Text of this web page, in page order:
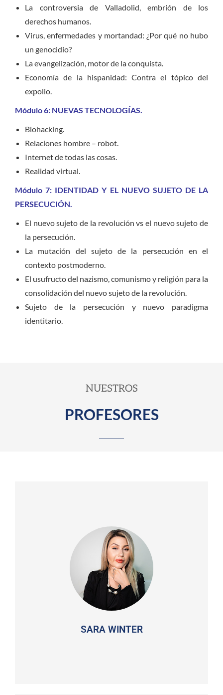
La controversia de Valladolid, embrión de los
derechos humanos.
Virus, enfermedades y mortandad: ¿Por qué no hubo
un genocidio?
La evangelización, motor de la conquista.
Economía de la hispanidad: Contra el tópico del
expolio.
Módulo 6: NUEVAS TECNOLOGÍAS.
Biohacking.
Relaciones hombre – robot.
Internet de todas las cosas.
Realidad virtual.
Módulo 7: IDENTIDAD Y EL NUEVO SUJETO DE LA
PERSECUCIÓN.
El nuevo sujeto de la revolución vs el nuevo sujeto de
la persecución.
La mutación del sujeto de la persecución en el
contexto postmoderno.
El usufructo del nazismo, comunismo y religión para la
consolidación del nuevo sujeto de la revolución.
Sujeto de la persecución y nuevo paradigma
identitario.
NUESTROS
PROFESORES
SARA WINTER
SARA WINTER
Ex feminista fundadora de la agrupación Femen en
Brasil. Actualmente es católica, licenciada en
Relaciones Internacionales con posgrado en
Ciencia Política. Es analista Política y trabajó
produciendo políticas públicas para maternidad en